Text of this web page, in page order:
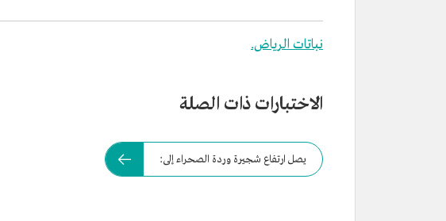
نباتات الرياض.
الاختبارات ذات الصلة
يصل ارتفاع شجيرة وردة الصحراء إلى: